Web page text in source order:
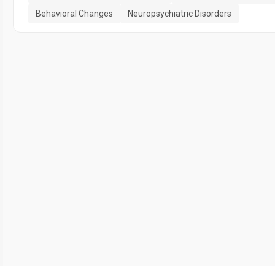
Behavioral Changes
Neuropsychiatric Disorders